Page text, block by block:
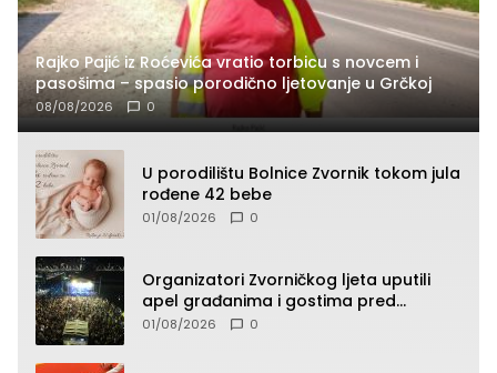
Rajko Pajić iz Roćevića vratio torbicu s novcem i
pasošima – spasio porodično ljetovanje u Grčkoj
08/08/2026 0
U porodilištu Bolnice Zvornik tokom jula
rođene 42 bebe
01/08/2026 0
Organizatori Zvorničkog ljeta uputili
apel građanima i gostima pred
početak koncertnog programa
01/08/2026 0